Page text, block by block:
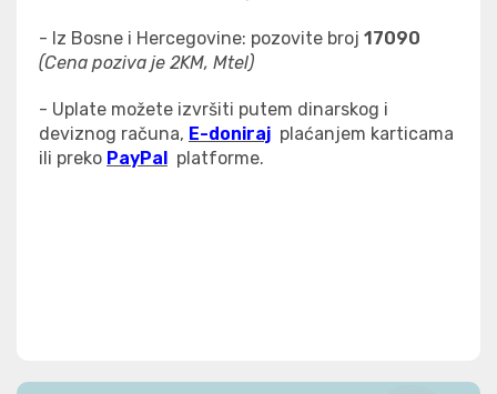
- Iz Bosne i Hercegovine: pozovite broj 17090
(Cena poziva je 2KM, Mtel)
- Uplate možete izvršiti putem dinarskog i
deviznog računa, E-doniraj plaćanjem karticama
ili preko PayPal platforme.